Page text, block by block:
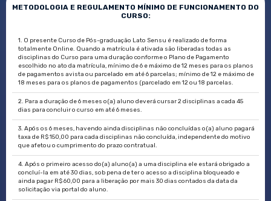
METODOLOGIA E REGULAMENTO MÍNIMO DE FUNCIONAMENTO DO
CURSO:
1. O presente Curso de Pós-graduação Lato Sensu é realizado de forma
totalmente Online. Quando a matrícula é ativada são liberadas todas as
disciplinas do Curso para uma duração conforme o Plano de Pagamento
escolhido no ato da matrícula, mínimo de 6 e máximo de 12 meses para os planos
de pagamentos avista ou parcelado em até 6 parcelas; mínimo de 12 e máximo de
18 meses para os planos de pagamentos (parcelado em 12 ou 18 parcelas.
2. Para a duração de 6 meses o(a) aluno deverá cursar 2 disciplinas a cada 45
dias para concluir o curso em até 6 meses.
3. Após os 6 meses, havendo ainda disciplinas não concluídas o(a) aluno pagará
taxa de R$ 150,00 para cada disciplinas não concluída, independente do motivo
que afetou o cumprimento do prazo contratual.
4. Após o primeiro acesso do(a) aluno(a) a uma disciplina ele estará obrigado a
concluí-la em até 30 dias, sob pena de ter o acesso a disciplina bloqueado e
ainda pagar R$ 60,00 para a liberação por mais 30 dias contados da data da
solicitação via portal do aluno.